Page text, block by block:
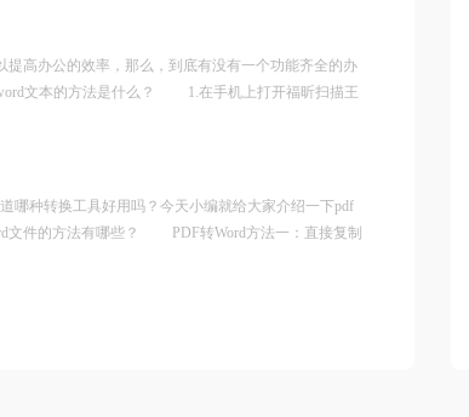
高办公的效率，那么，到底有没有一个功能齐全的办
文本的方法是什么？ 1.在手机上打开福昕扫描王
种转换工具好用吗？今天小编就给大家介绍一下pdf
文件的方法有哪些？ PDF转Word方法一：直接复制